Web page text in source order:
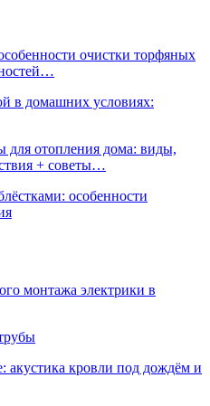
очистки торфяных
в домашних условиях:
отопления дома: виды,
+ советы…
особенности
монтажа электрики в
акустика кровли под дождём и